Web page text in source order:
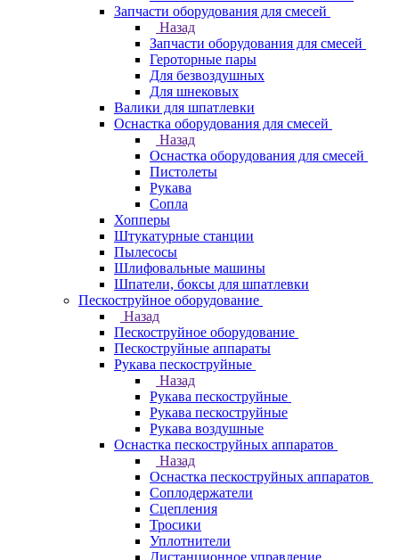
Запчасти оборудования для смесей
Назад
Запчасти оборудования для смесей
Героторные пары
Для безвоздушных
Для шнековых
Валики для шпатлевки
Оснастка оборудования для смесей
Назад
Оснастка оборудования для смесей
Пистолеты
Рукава
Сопла
Хопперы
Штукатурные станции
Пылесосы
Шлифовальные машины
Шпатели, боксы для шпатлевки
Пескоструйное оборудование
Назад
Пескоструйное оборудование
Пескоструйные аппараты
Рукава пескоструйные
Назад
Рукава пескоструйные
Рукава пескоструйные
Рукава воздушные
Оснастка пескоструйных аппаратов
Назад
Оснастка пескоструйных аппаратов
Соплодержатели
Сцепления
Тросики
Уплотнители
Дистанционное управление